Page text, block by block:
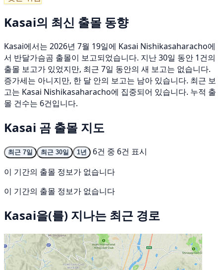
Kasai의 최신 출몰 동향
Kasai에서는 2026년 7월 19일에 Kasai Nishikasaharacho에
서 반달가슴곰 출몰이 보고되었습니다. 지난 30일 동안 1건의
출몰 보고가 있었지만, 최근 7일 동안의 새 보고는 없습니다.
증가세는 아니지만, 한 달 안의 보고는 남아 있습니다. 최근 보
고는 Kasai Nishikasaharacho에 집중되어 있습니다. 누적 출
몰 건수는 6건입니다.
Kasai 곰 출몰 지도
최근 7일 최근 30일 1년
6건 중 6건 표시
이 기간의 출몰 정보가 없습니다
이 기간의 출몰 정보가 없습니다
Kasai을(를) 지나는 최근 경로